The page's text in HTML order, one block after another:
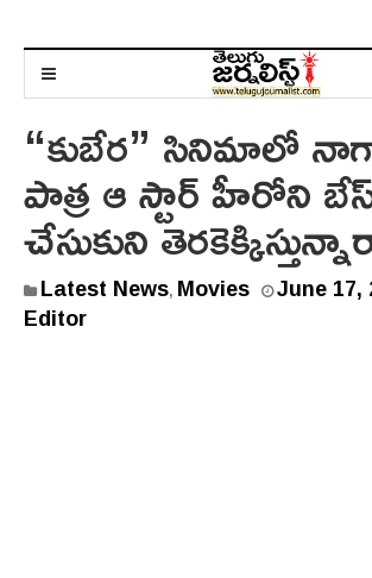
“కుబేర” సినిమాలో
పాత్ర ఆ స్టార్ హీరోని
చేసుకుని
Latest News, Movies June 17,
Editor